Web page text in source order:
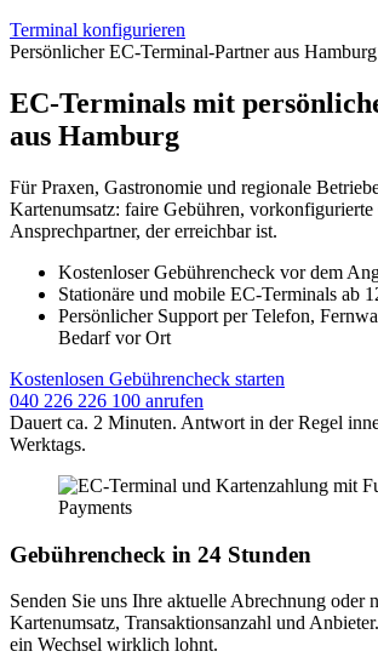
Terminal konfigurieren
Persönlicher EC-Terminal-Partner aus Hamburg
EC-Terminals mit
aus Hamburg
Für Praxen, Gastronomie und regionale
Kartenumsatz: faire Gebühren, vorkonfigurierte
Ansprechpartner, der erreichbar ist.
Kostenloser Gebührencheck vor dem
Stationäre und mobile EC-Terminals ab
Persönlicher Support per Telefon,
Bedarf vor Ort
Kostenlosen Gebührencheck starten
040 226 226 100 anrufen
Dauert ca. 2 Minuten. Antwort in der Regel
Werktags.
Gebührencheck in 24 Stunden
Senden Sie uns Ihre aktuelle Abrechnung oder
Kartenumsatz, Transaktionsanzahl und
ein Wechsel wirklich lohnt.